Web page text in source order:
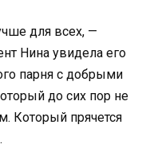
для всех, —
Нина увидела его
парня с добрыми
до сих пор не
Который прячется